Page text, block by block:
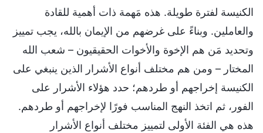
الكنيسة لفترة طويلة. هذه مَهمة ذات أهمية للقادة
والعاملين. وبناءً على غرضهم من الإيمان بالله، يجب تمييز
وتحديد مَن هم الإخوة والأخوات الحقيقيون – شعب الله
المختار – ومن هم مختلف أنواع الأشرار الذين ينبغي على
الكنيسة إخراجهم أو طردهم؛ حدد هؤلاء الأشرار على
الفور، ثم اتخذ النهج المناسب فورًا لإخراجهم أو طردهم.
هذه هي الفئة الأولى لتمييز مختلف أنواع الأشرار